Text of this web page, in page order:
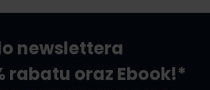
newslettera
rabatu oraz Ebook!*